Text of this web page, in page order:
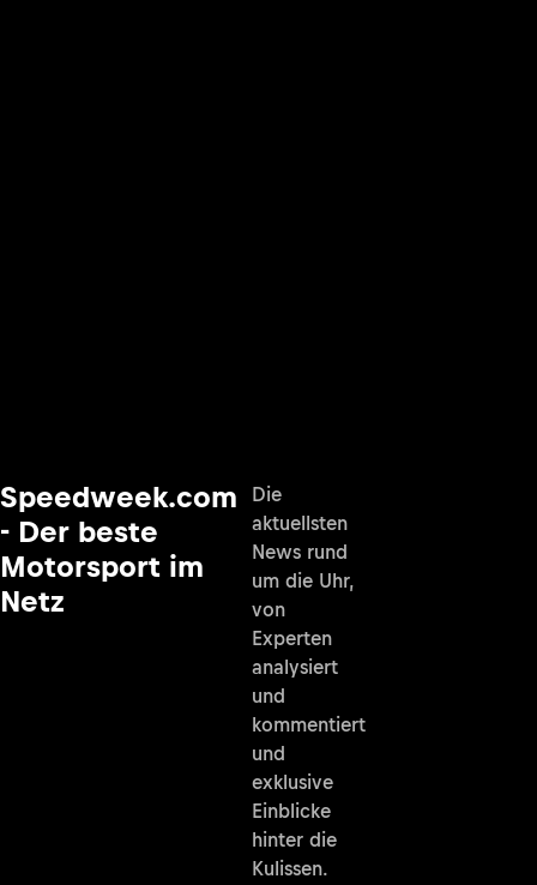
Speedweek.com
- Der beste
Motorsport im
Netz
Die
aktuellsten
News rund
um die Uhr,
von
Experten
analysiert
und
kommentiert
und
exklusive
Einblicke
hinter die
Kulissen.